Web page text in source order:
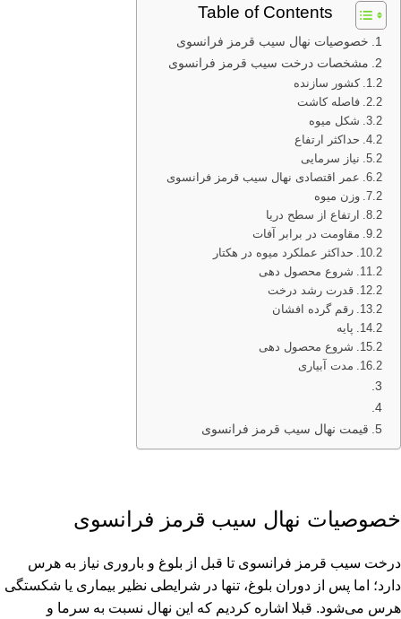
Table of Contents
خصوصیات نهال سیب قرمز فرانسوی
مشخصات درخت سیب قرمز فرانسوی
کشور سازنده
فاصله کاشت
شکل میوه
حداکثر ارتفاع
نیاز سرمایی
عمر اقتصادی نهال سیب قرمز فرانسوی
وزن میوه
ارتفاع از سطح دریا
مقاومت در برابر آفات
حداکثر عملکرد میوه در هکتار
شروع محصول دهی
قدرت رشد درخت
رقم گرده افشان
پایه
شروع محصول دهی
مدت آبیاری
قیمت نهال سیب قرمز فرانسوی
خصوصیات نهال سیب قرمز فرانسوی
درخت سیب قرمز فرانسوی تا قبل از بلوغ و باروری نیاز به هرس
دارد؛ اما پس از دوران بلوغ، تنها در شرایطی نظیر بیماری یا شکستگی
هرس می‌شود. قبلا اشاره کردیم که این نهال نسبت به سرما و